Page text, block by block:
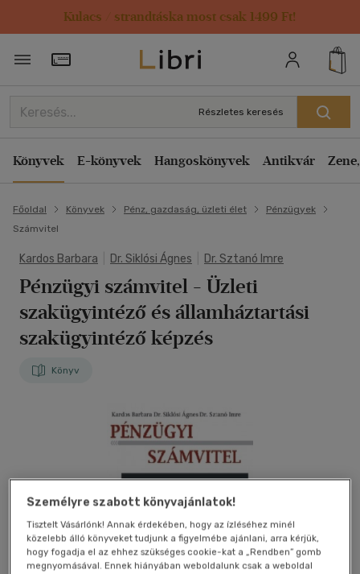
Kulacs / strandtáska most csak 1499 Ft!
Törzsvásárlói Kártya adatai
Részletes keresés
Könyvek E-könyvek Hangoskönyvek Antikvár
Főoldal Könyvek Pénz, gazdaság, üzleti élet
Pénzügyek
Számvitel
Kardos Barbara Dr. Siklósi Ágnes Dr. Sztanó Imre
Pénzügyi számvitel - Üzleti
szakügyintéző és államháztartási
szakügyintéző képzés
Könyv
Személyre szabott könyvajánlatok!
Tisztelt Vásárlónk! Annak érdekében, hogy az ízléséhez minél
közelebb álló könyveket tudjunk a figyelmébe ajánlani, arra kérjük,
hogy fogadja el az ehhez szükséges cookie-kat a „Rendben” gomb
megnyomásával. Ennek hiányában weboldalunk csak a weboldal